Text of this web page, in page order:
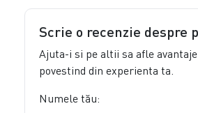
Scrie o recenzie despre
Ajuta-i si pe altii sa afle
povestind din experienta ta.
Numele tău: